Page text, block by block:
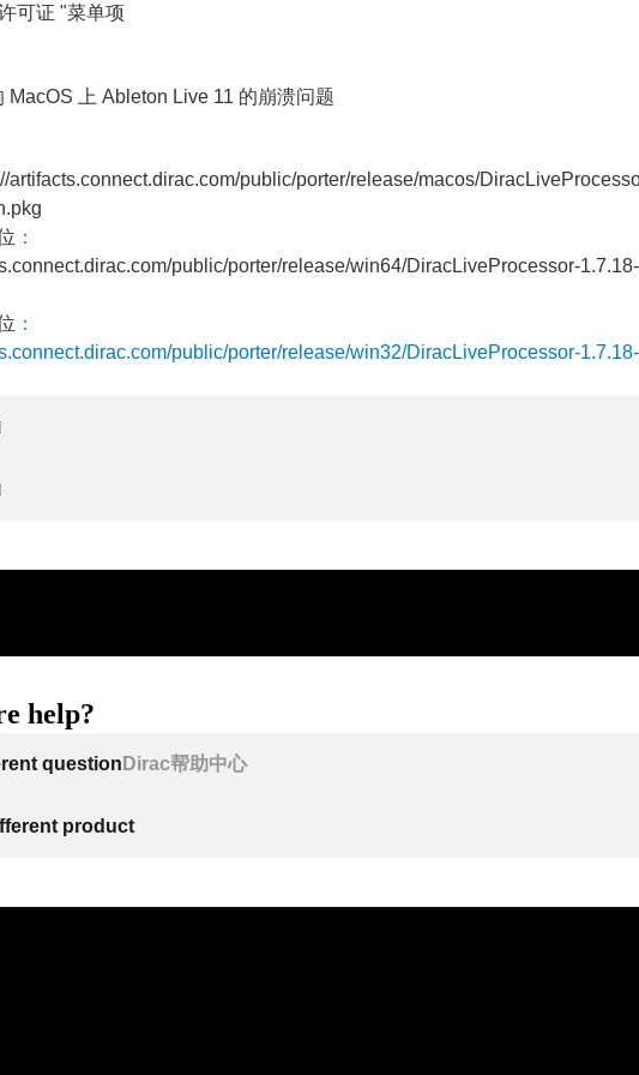
可证 "菜单项
MacOS 上 Ableton Live 11 的崩溃问题
//artifacts.connect.dirac.com/public/porter/release/macos/
：
public/porter/release/win64/DiracLiveProcessor-1.7.18-
：
public/porter/release/win32/DiracLiveProcessor-1.7.18-
help?
question Dirac帮助中心
product